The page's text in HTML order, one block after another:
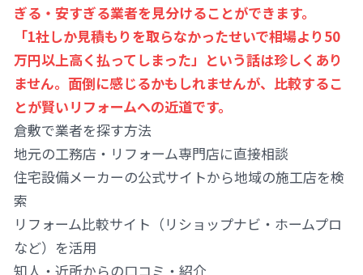
ぎる・安すぎる業者を見分けることができます。
「1社しか見積もりを取らなかったせいで相場より50
万円以上高く払ってしまった」という話は珍しくあり
ません。面倒に感じるかもしれませんが、比較するこ
とが賢いリフォームへの近道です。
倉敷で業者を探す方法
地元の工務店・リフォーム専門店に直接相談
住宅設備メーカーの公式サイトから地域の施工店を検
索
リフォーム比較サイト（リショップナビ・ホームプロ
など）を活用
知人・近所からの口コミ・紹介